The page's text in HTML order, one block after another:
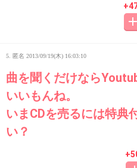
5. 匿名 2013/09/19(木) 16:03:10
曲を聞くだけなら
いいもんね。
いまCDを売るには特典
い？